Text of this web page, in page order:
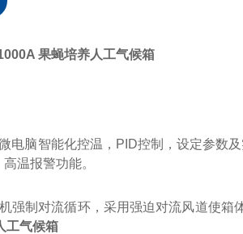
果蝇培养人工气候箱
电脑智能化控温，PID控制，设定参数
温报警功能。
强制对流循环，采用强迫对流风道使
工气候箱